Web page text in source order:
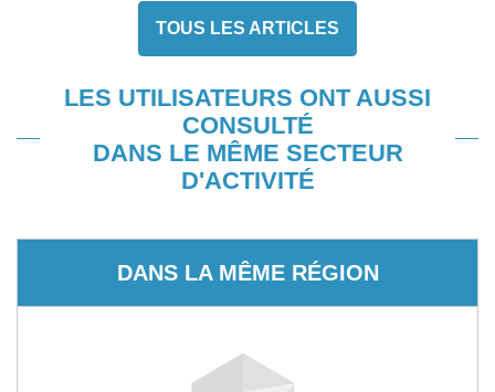
TOUS LES ARTICLES
LES UTILISATEURS ONT AUSSI
CONSULTÉ
DANS LE MÊME SECTEUR
D'ACTIVITÉ
DANS LA MÊME RÉGION